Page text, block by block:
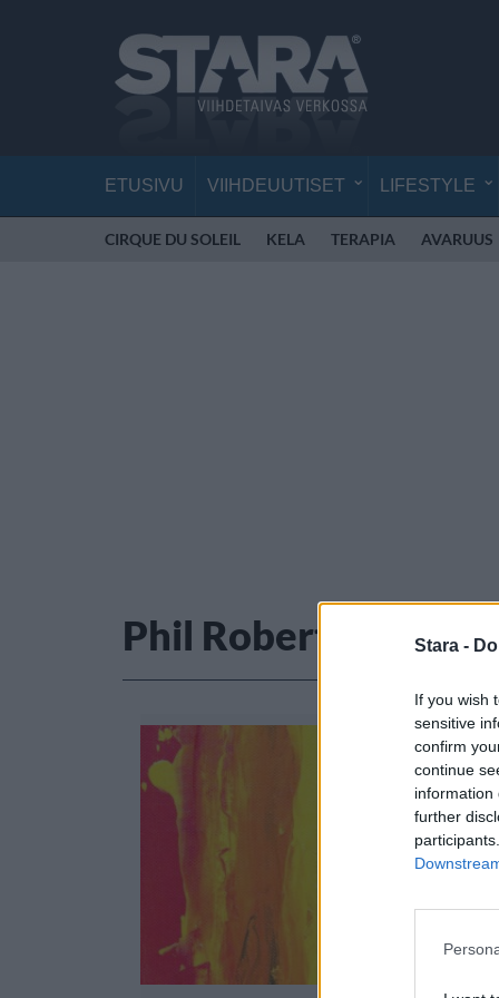
Stara -
If you wish
sensitive
confirm
continue
information
further
ETUSIVU VIIHDEUUTISET LIFESTYLE
CIRQUE DU SOLEIL KELA TERAPIA AVARUUS
Phil Robertson